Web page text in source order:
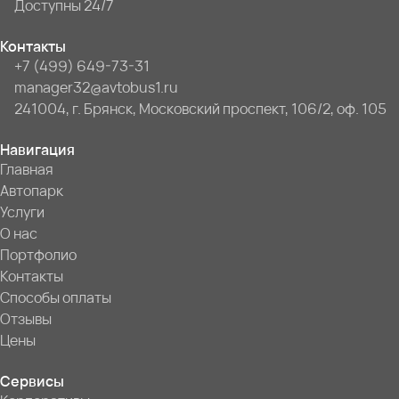
Доступны 24/7
Контакты
+7 (499) 649-73-31
manager32@avtobus1.ru
241004, г. Брянск, Московский проспект, 106/2, оф. 105
Навигация
Главная
Автопарк
Услуги
О нас
Портфолио
Контакты
Способы оплаты
Отзывы
Цены
Сервисы